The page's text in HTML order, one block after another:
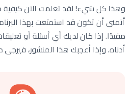
وهذا كل شيء! لقد تعلمت الآن كيفية
أتمنى أن تكون قد استمتعت بهذا
مفيدًا. إذا كان لديك أي أسئلة أو
أدناه. وإذا أعجبك هذا المنشور،